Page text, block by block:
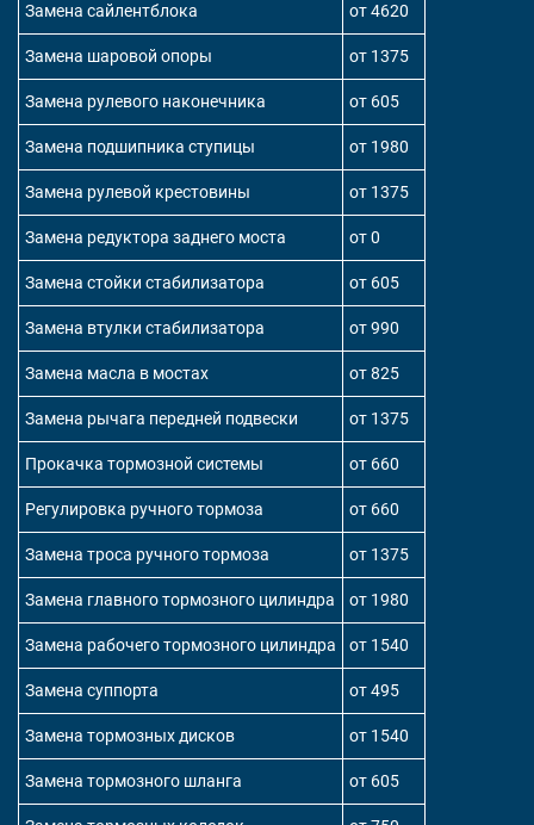
Замена сайлентблока от 4620
Замена шаровой опоры от 1375
Замена рулевого наконечника от 605
Замена подшипника ступицы от 1980
Замена рулевой крестовины от 1375
Замена редуктора заднего моста от 0
Замена стойки стабилизатора от 605
Замена втулки стабилизатора от 990
Замена масла в мостах от 825
Замена рычага передней подвески от 1375
Прокачка тормозной системы от 660
Регулировка ручного тормоза от 660
Замена троса ручного тормоза от 1375
Замена главного тормозного цилиндра от 1980
Замена рабочего тормозного цилиндра от 1540
Замена суппорта от 495
Замена тормозных дисков от 1540
Замена тормозного шланга от 605